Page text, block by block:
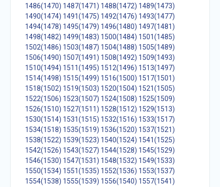
1486(1470) 1487(1471) 1488(1472) 1489(1473)
1490(1474) 1491(1475) 1492(1476) 1493(1477)
1494(1478) 1495(1479) 1496(1480) 1497(1481)
1498(1482) 1499(1483) 1500(1484) 1501(1485)
1502(1486) 1503(1487) 1504(1488) 1505(1489)
1506(1490) 1507(1491) 1508(1492) 1509(1493)
1510(1494) 1511(1495) 1512(1496) 1513(1497)
1514(1498) 1515(1499) 1516(1500) 1517(1501)
1518(1502) 1519(1503) 1520(1504) 1521(1505)
1522(1506) 1523(1507) 1524(1508) 1525(1509)
1526(1510) 1527(1511) 1528(1512) 1529(1513)
1530(1514) 1531(1515) 1532(1516) 1533(1517)
1534(1518) 1535(1519) 1536(1520) 1537(1521)
1538(1522) 1539(1523) 1540(1524) 1541(1525)
1542(1526) 1543(1527) 1544(1528) 1545(1529)
1546(1530) 1547(1531) 1548(1532) 1549(1533)
1550(1534) 1551(1535) 1552(1536) 1553(1537)
1554(1538) 1555(1539) 1556(1540) 1557(1541)